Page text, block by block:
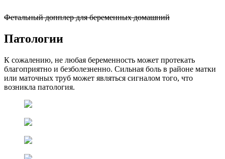
Фетальный допплер для беременных домашний
Патологии
К сожалению, не любая беременность может протекать
благоприятно и безболезненно. Сильная боль в районе матки
или маточных труб может являться сигналом того, что
возникла патология.